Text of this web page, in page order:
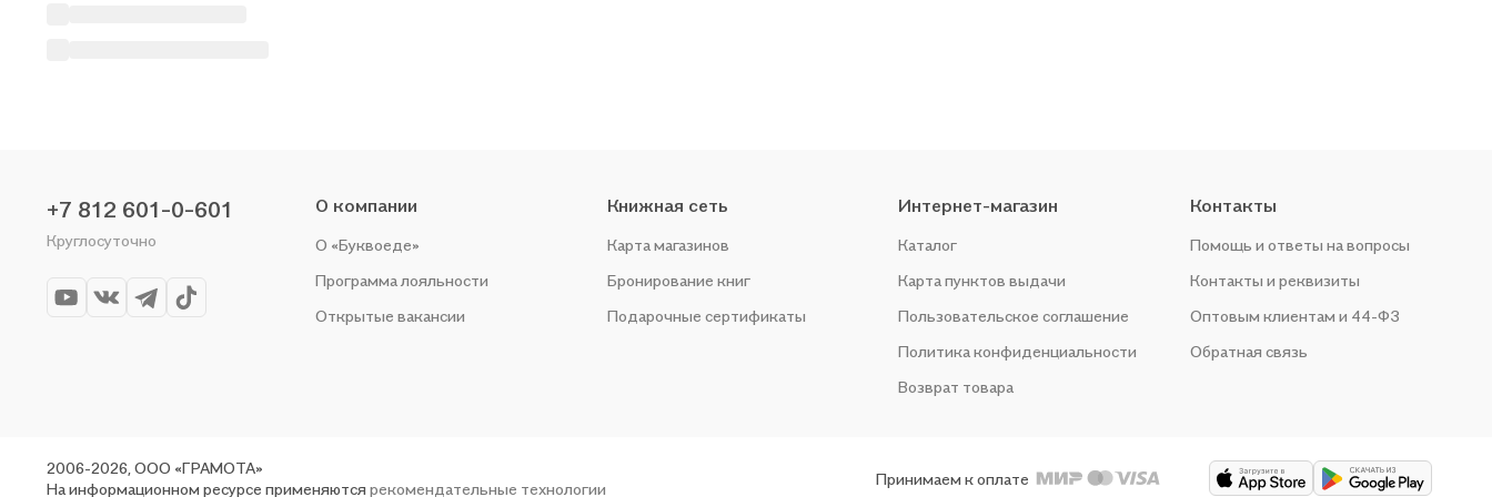
+7 812 601-0-601
Круглосуточно
О компании
О «Буквоеде»
Программа лояльности
Открытые вакансии
Книжная сеть
Карта магазинов
Бронирование книг
Подарочные сертификаты
Интернет-магазин
Каталог
Карта пунктов выдачи
Пользовательское соглашение
Политика конфиденциальности
Возврат товара
Контакты
Помощь и ответы на вопросы
Контакты и реквизиты
Оптовым клиентам и 44-ФЗ
Обратная связь
2006-2026, ООО «ГРАМОТА»
На информационном ресурсе применяются рекомендательные технологии
Принимаем к оплате